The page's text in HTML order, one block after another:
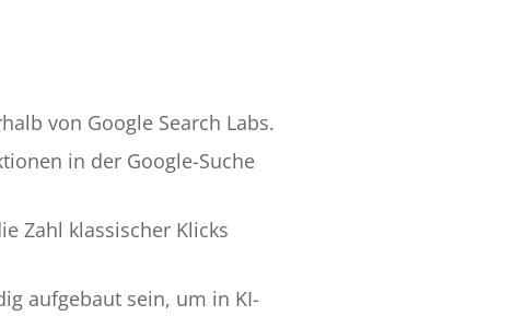
von Google Search Labs.
in der Google-Suche
Zahl klassischer Klicks
aufgebaut sein, um in KI-